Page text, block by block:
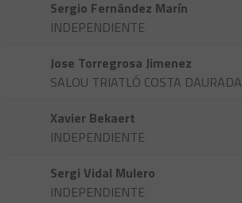
Sergio Fernández Marín
INDEPENDIENTE
Jose Torregrosa Jimenez
SALOU TRIATLÓ COSTA DAURADA
Xavier Bekaert
INDEPENDIENTE
Sergi Vidal Mulero
INDEPENDIENTE